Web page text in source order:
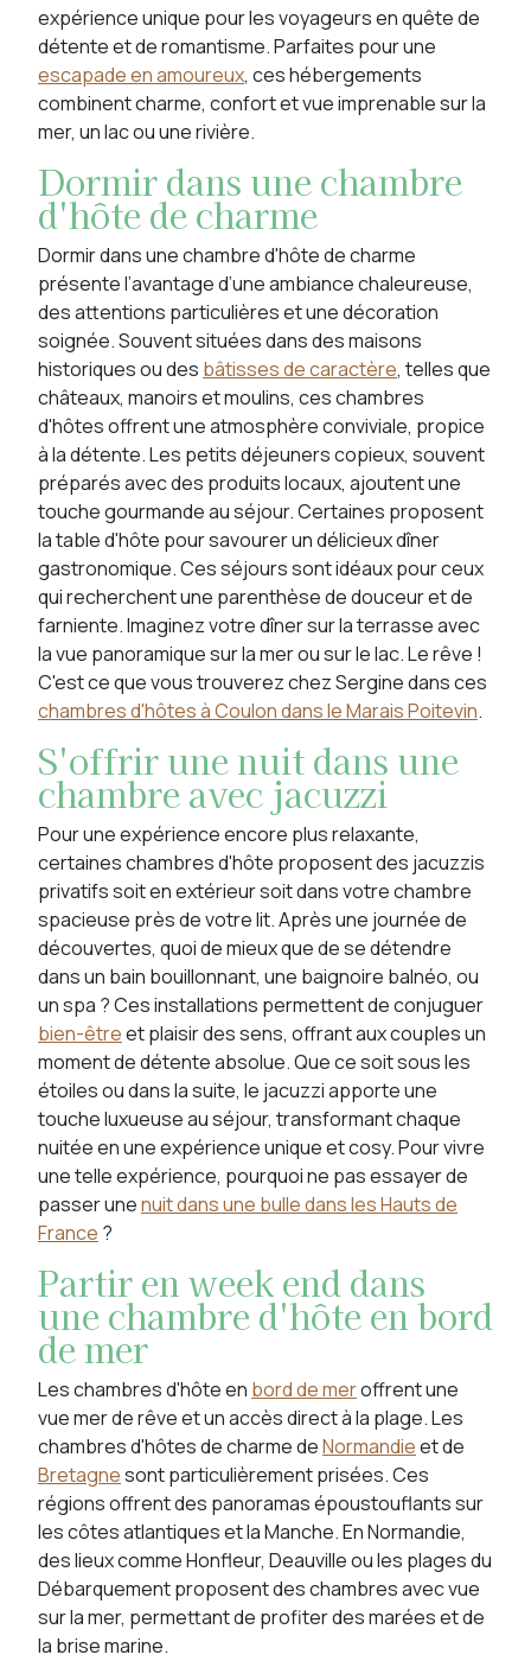
expérience unique pour les voyageurs en quête de
détente et de romantisme. Parfaites pour une
escapade en amoureux, ces hébergements
combinent charme, confort et vue imprenable sur la
mer, un lac ou une rivière.
Dormir dans une chambre
d'hôte de charme
Dormir dans une chambre d'hôte de charme
présente l’avantage d’une ambiance chaleureuse,
des attentions particulières et une décoration
soignée. Souvent situées dans des maisons
historiques ou des bâtisses de caractère, telles que
châteaux, manoirs et moulins, ces chambres
d'hôtes offrent une atmosphère conviviale, propice
à la détente. Les petits déjeuners copieux, souvent
préparés avec des produits locaux, ajoutent une
touche gourmande au séjour. Certaines proposent
la table d'hôte pour savourer un délicieux dîner
gastronomique. Ces séjours sont idéaux pour ceux
qui recherchent une parenthèse de douceur et de
farniente. Imaginez votre dîner sur la terrasse avec
la vue panoramique sur la mer ou sur le lac. Le rêve !
C'est ce que vous trouverez chez Sergine dans ces
chambres d'hôtes à Coulon dans le Marais Poitevin.
S'offrir une nuit dans une
chambre avec jacuzzi
Pour une expérience encore plus relaxante,
certaines chambres d'hôte proposent des jacuzzis
privatifs soit en extérieur soit dans votre chambre
spacieuse près de votre lit. Après une journée de
découvertes, quoi de mieux que de se détendre
dans un bain bouillonnant, une baignoire balnéo, ou
un spa ? Ces installations permettent de conjuguer
bien-êtreet plaisir des sens, offrant aux couples un
moment de détente absolue. Que ce soit sous les
étoiles ou dans la suite, le jacuzzi apporte une
touche luxueuse au séjour, transformant chaque
nuitée en une expérience unique et cosy. Pour vivre
une telle expérience, pourquoi ne pas essayer de
passer unenuit dans une bulle dans les Hauts de
France ?
Partir en week end dans
une chambre d'hôte en bord
de mer
Les chambres d'hôte en bord de meroffrent une
vue mer de rêve et un accès direct à la plage. Les
chambres d'hôtes de charme deNormandieet de
Bretagnesont particulièrement prisées. Ces
régions offrent des panoramas époustouflants sur
les côtes atlantiques et la Manche. En Normandie,
des lieux comme Honfleur, Deauville ou les plages du
Débarquement proposent des chambres avec vue
sur la mer, permettant de profiter des marées et de
la brise marine.